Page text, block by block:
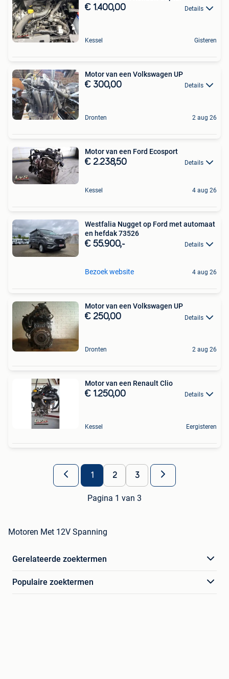
€ 1.400,00 Details
Kessel Gisteren
Motor van een Volkswagen UP
€ 300,00 Details
Dronten 2 aug 26
Motor van een Ford Ecosport
€ 2.238,50 Details
Kessel 4 aug 26
Westfalia Nugget op Ford met automaat
en hefdak 73526
€ 55.900,- Details
Bezoek website 4 aug 26
Motor van een Volkswagen UP
€ 250,00 Details
Dronten 2 aug 26
Motor van een Renault Clio
€ 1.250,00 Details
Kessel Eergisteren
1 2 3
Pagina 1 van 3
Motoren Met 12V Spanning
Gerelateerde zoektermen
Populaire zoektermen